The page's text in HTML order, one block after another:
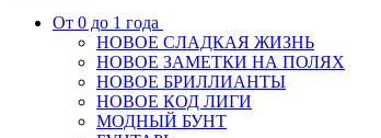
От 0 до 1 года
НОВОЕ СЛАДКАЯ ЖИЗНЬ
НОВОЕ ЗАМЕТКИ НА ПОЛЯХ
НОВОЕ БРИЛЛИАНТЫ
НОВОЕ КОД ЛИГИ
МОДНЫЙ БУНТ